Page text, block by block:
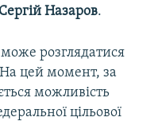
Сергій Назаров.
розглядатися
цей момент, за
можливість
цільової